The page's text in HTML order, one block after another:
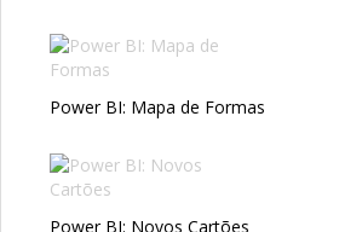
Power BI: Mapa de Formas
Power BI: Novos Cartões